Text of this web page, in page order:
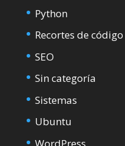
Python
Recortes de código
SEO
Sin categoría
Sistemas
Ubuntu
WordPress